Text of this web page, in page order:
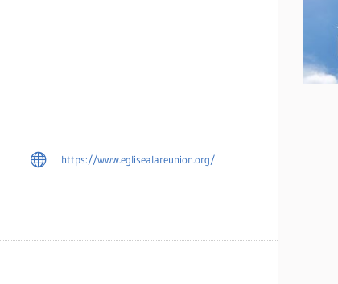
https://www.eglisealareunion.org/